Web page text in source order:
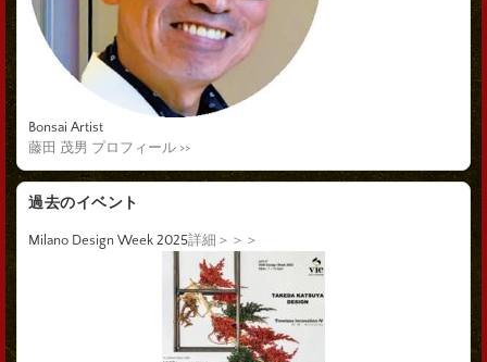
Bonsai Artist
藤田 茂男 プロフィール >>
過去のイベント
Milano Design Week 2025詳細＞＞＞